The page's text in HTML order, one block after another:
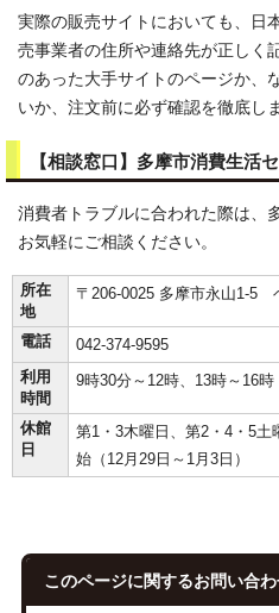
実際の販売サイトにおいても、日
売事業者の住所や連絡先が正しく
のあった大手サイトのページか、
いか、注文前に必ず確認を徹底し
【相談窓口】多摩市消費生活
消費者トラブルに合われた際は、
お気軽にご相談ください。
所在
地
〒206-0025 多摩市永山1-5
電話
042-374-9595
利用
時間
9時30分～12時、13時～16時
休館
日
第1・3木曜日、第2・4・5
始（12月29日～1月3日）
このページに関するお問い合